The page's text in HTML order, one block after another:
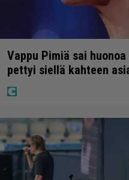
Vappu Pimiä sai
pettyi siellä kahteen